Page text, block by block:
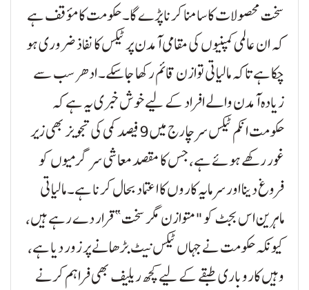
سخت محصولات کا سامنا کرنا پڑے گا۔ حکومت کا مؤقف ہے
کہ ان عالمی کمپنیوں کی مقامی آمدن پر ٹیکس کا نفاذ ضروری ہو
چکا ہے تاکہ مالیاتی توازن قائم رکھا جا سکے۔ ادھر سب سے
زیادہ آمدن والے افراد کے لیے خوش خبری یہ ہے کہ
حکومت انکم ٹیکس سرچارج میں 9 فیصد کمی کی تجویز بھی زیر
غور رکھے ہوئے ہے، جس کا مقصد معاشی سرگرمیوں کو
فروغ دینا اور سرمایہ کاروں کا اعتماد بحال کرنا ہے۔ مالیاتی
ماہرین اس بجٹ کو "متوازن مگر سخت” قرار دے رہے ہیں،
کیونکہ حکومت نے جہاں ٹیکس نیٹ بڑھانے پر زور دیا ہے،
وہیں کاروباری طبقے کے لیے کچھ ریلیف بھی فراہم کرنے